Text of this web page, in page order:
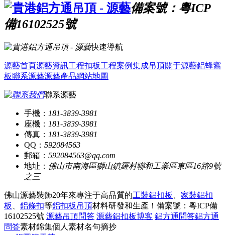
備案號：粵ICP
備16102525號
快速導航
源藝首頁源藝資訊工程扣板工程案例集成吊頂關于源藝鋁蜂窩
板聯系源藝源藝產品網站地圖
聯系源藝
手機： 181-3839-3981
座機： 181-3839-3981
傳真： 181-3839-3981
QQ： 592084563
郵箱： 592084563@qq.com
地址： 佛山市南海區獅山鎮羅村聯和工業區東區16路9號
之三
佛山源藝裝飾20年來專注于高品質的工裝鋁扣板
家裝鋁扣
板
鋁條扣等鋁扣板吊頂材料研發和生產！ 備案號：粵ICP備
16102525號 源藝吊頂問答 源藝鋁扣板博客 鋁方通問答鋁方通
問答素材錦集個人素材名句摘抄